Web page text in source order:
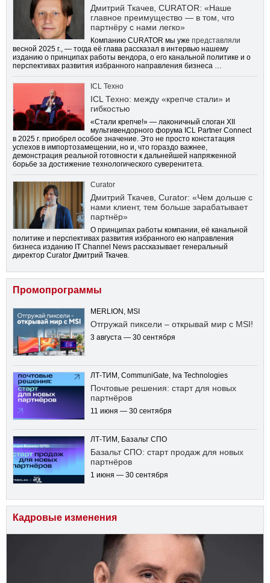
Дмитрий Ткачев, CURATOR: «Наше
главное преимущество — в том, что
партнёру с нами легко»
Компанию CURATOR мы уже представляли
весной 2025 г., — тогда её глава рассказал в интервью нашему
изданию о принципах работы вендора, о его канальной политике и о
перспективах развития избранного направления бизнеса …
ICL Техно
ICL Техно: между «крепче стали» и
гибкостью
«Стали крепче!» — лаконичный слоган XII
мультивендорного форума ICL Partner Connect
в 2025 г. приобрел особое значение. Это не просто констатация
успехов в импортозамещении, но и, что гораздо важнее,
демонстрация реальной готовности к дальнейшей напряженной
борьбе за достижение технологического суверенитета.
Curator
Дмитрий Ткачев, Curator: «Чем дольше с
нами клиент, тем больше зарабатывает
партнёр»
О принципах работы компании, её канальной
политике и перспективах развития избранного ею направления
бизнеса изданию IT Channel News рассказывает генеральный
директор Curator Дмитрий Ткачев.
Промопрограммы
MERLION, MSI
Отгружай пиксели – открывай мир с MSI!
3 августа — 30 сентября
ЛТ-ТИМ, CommuniGate, Iva Technologies
Почтовые решения: старт для новых
партнёров
11 июня — 30 сентября
ЛТ-ТИМ, Базальт СПО
Базальт СПО: старт продаж для новых
партнёров
1 июня — 30 сентября
Кадровые изменения